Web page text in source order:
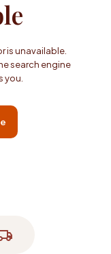
is unavailable.
search engine
you.